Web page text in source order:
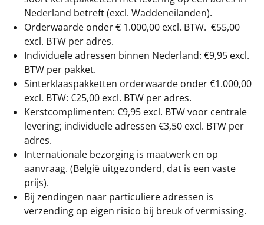
Nederland betreft (excl. Waddeneilanden).
Orderwaarde onder € 1.000,00 excl. BTW. €55,00
excl. BTW per adres.
Individuele adressen binnen Nederland: €9,95 excl.
BTW per pakket.
Sinterklaaspakketten orderwaarde onder €1.000,00
excl. BTW: €25,00 excl. BTW per adres.
Kerstcomplimenten: €9,95 excl. BTW voor centrale
levering; individuele adressen €3,50 excl. BTW per
adres.
Internationale bezorging is maatwerk en op
aanvraag. (België uitgezonderd, dat is een vaste
prijs).
Bij zendingen naar particuliere adressen is
verzending op eigen risico bij breuk of vermissing.